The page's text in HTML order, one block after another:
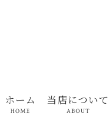
ホーム
HOME
当店について
ABOUT